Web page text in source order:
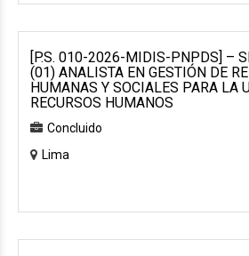
[P.S. 010-2026-MIDIS-PNPDS] –
(01) ANALISTA EN GESTIÓN DE
HUMANAS Y SOCIALES PARA LA
RECURSOS HUMANOS
Concluido
Lima